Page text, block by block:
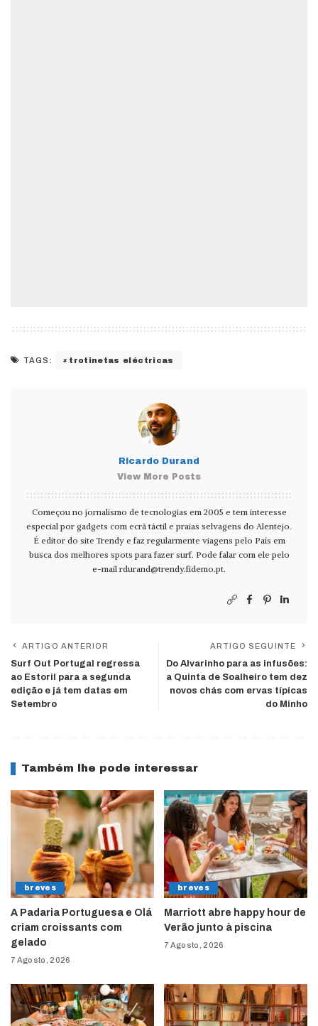
TAGS: trotinetas eléctricas
Ricardo Durand
View More Posts
Começou no jornalismo de tecnologias em 2005 e tem interesse
especial por gadgets com ecrã táctil e praias selvagens do Alentejo.
É editor do site Trendy e faz regularmente viagens pelo País em
busca dos melhores spots para fazer surf. Pode falar com ele pelo
e-mail rdurand@trendy.fidemo.pt.
ARTIGO ANTERIOR
Surf Out Portugal regressa
ao Estoril para a segunda
edição e já tem datas em
Setembro
ARTIGO SEGUINTE
Do Alvarinho para as infusões:
a Quinta de Soalheiro tem dez
novos chás com ervas típicas
do Minho
Também lhe pode interessar
breves
A Padaria Portuguesa e Olá
criam croissants com
gelado
7 Agosto, 2026
breves
Marriott abre happy hour de
Verão junto à piscina
7 Agosto, 2026